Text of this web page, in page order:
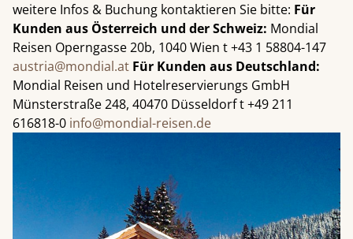
weitere Infos & Buchung kontaktieren Sie bitte: Für
Kunden aus Österreich und der Schweiz: Mondial
Reisen Operngasse 20b, 1040 Wien t +43 1 58804-147
austria@mondial.at Für Kunden aus Deutschland:
Mondial Reisen und Hotelreservierungs GmbH
Münsterstraße 248, 40470 Düsseldorf t +49 211
616818-0 info@mondial-reisen.de